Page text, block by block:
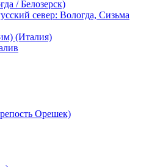
/ Белозерск)
север: Вологда, Сизьма
(Италия)
Орешек)